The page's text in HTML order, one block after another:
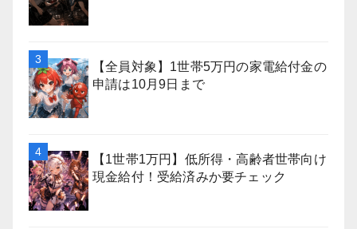
【全員対象】1世帯5万円の家電給付金の
申請は10月9日まで
【1世帯1万円】低所得・高齢者世帯向け
現金給付！受給済みか要チェック